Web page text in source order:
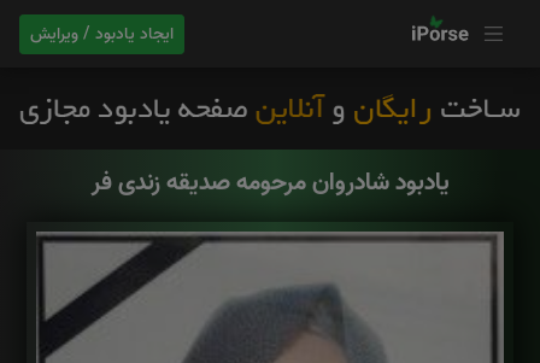
ایجاد یادبود / ویرایش
یادبود شادروان مرحومه صدیقه زندی فر